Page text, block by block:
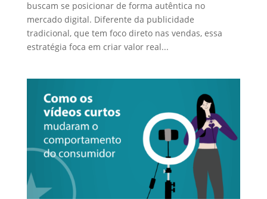
buscam se posicionar de forma autêntica no
mercado digital. Diferente da publicidade
tradicional, que tem foco direto nas vendas, essa
estratégia foca em criar valor real...